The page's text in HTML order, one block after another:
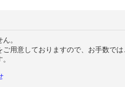
。
用意しておりますので、お手数で